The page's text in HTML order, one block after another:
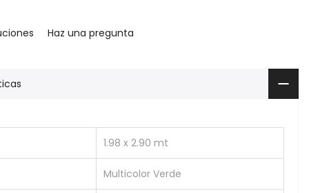
Haz una pregunta
1.98 x 2.90 mt
Multicolor Verde